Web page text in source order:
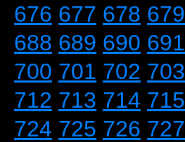
676 677 678 679
688 689 690 691
700 701 702 703
712 713 714 715
724 725 726 727